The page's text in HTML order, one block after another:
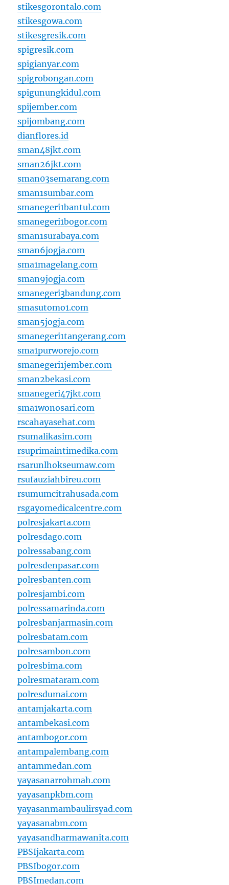
stikesgorontalo.com
stikesgowa.com
stikesgresik.com
spigresik.com
spigianyar.com
spigrobongan.com
spigunungkidul.com
spijember.com
spijombang.com
dianflores.id
sman48jkt.com
sman26jkt.com
sman03semarang.com
sman1sumbar.com
smanegeri1bantul.com
smanegeri1bogor.com
sman1surabaya.com
sman6jogja.com
sma1magelang.com
sman9jogja.com
smanegeri3bandung.com
smasutomo1.com
sman5jogja.com
smanegeri1tangerang.com
sma1purworejo.com
smanegeri1jember.com
sman2bekasi.com
smanegeri47jkt.com
sma1wonosari.com
rscahayasehat.com
rsumalikasim.com
rsuprimaintimedika.com
rsarunlhokseumaw.com
rsufauziahbireu.com
rsumumcitrahusada.com
rsgayomedicalcentre.com
polresjakarta.com
polresdago.com
polressabang.com
polresdenpasar.com
polresbanten.com
polresjambi.com
polressamarinda.com
polresbanjarmasin.com
polresbatam.com
polresambon.com
polresbima.com
polresmataram.com
polresdumai.com
antamjakarta.com
antambekasi.com
antambogor.com
antampalembang.com
antammedan.com
yayasanarrohmah.com
yayasanpkbm.com
yayasanmambaulirsyad.com
yayasanabm.com
yayasandharmawanita.com
PBSIjakarta.com
PBSIbogor.com
PBSImedan.com